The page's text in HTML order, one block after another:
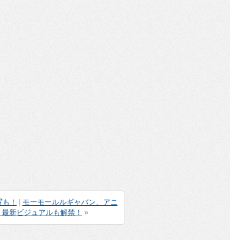
！
モーモールルギャバン、アニ
新ビジュアルも解禁！ »